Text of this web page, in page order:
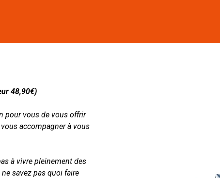
48,90€)
pour vous de vous offrir
accompagner à vous
à vivre pleinement des
ne savez pas quoi faire